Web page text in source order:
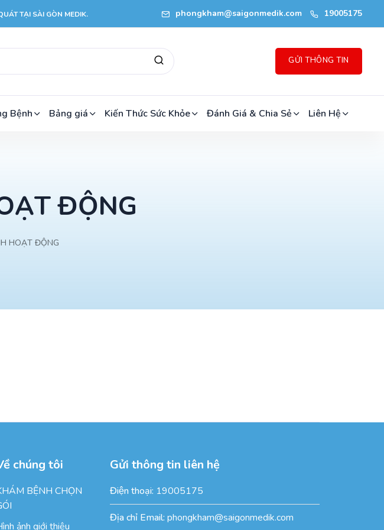
TẠI SÀI GÒN MEDIK. phongkham@saigonmedik.com 19005175
GỬI THÔNG TIN
Bệnh Bảng giá Kiến Thức Sức Khỏe Đánh Giá & Chia Sẻ Liên Hệ
ĐỘNG
HOẠT ĐỘNG
chúng tôi
BỆNH CHỌN
ảnh giới thiệu
Gửi thông tin liên hệ
Điện thoại: 19005175
Địa chỉ Email: phongkham@saigonmedik.com